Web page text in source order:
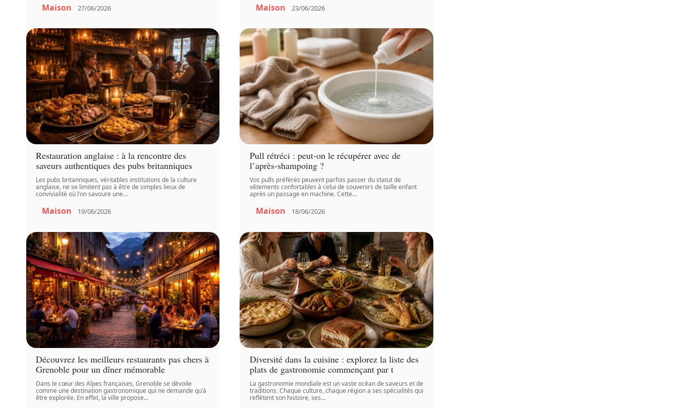
Maison 27/06/2026 Maison 23/06/2026
Restauration anglaise : à la rencontre des
saveurs authentiques des pubs britanniques
Les pubs britanniques, véritables institutions de la culture
anglaise, ne se limitent pas à être de simples lieux de
convivialité où l'on savoure une…
Maison 19/06/2026
Pull rétréci : peut-on le récupérer avec de
l’après-shampoing ?
Vos pulls préférés peuvent parfois passer du statut de
vêtements confortables à celui de souvenirs de taille enfant
après un passage en machine. Cette…
Maison 18/06/2026
Découvrez les meilleurs restaurants pas chers à
Grenoble pour un dîner mémorable
Dans le cœur des Alpes françaises, Grenoble se dévoile
comme une destination gastronomique qui ne demande qu'à
être explorée. En effet, la ville propose…
Diversité dans la cuisine : explorez la liste des
plats de gastronomie commençant par t
La gastronomie mondiale est un vaste océan de saveurs et de
traditions. Chaque culture, chaque région a ses spécialités qui
reflètent son histoire, ses…